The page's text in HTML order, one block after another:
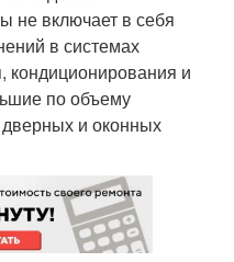
не включает в себя
в системах
кондиционирования и
по объему
и оконных